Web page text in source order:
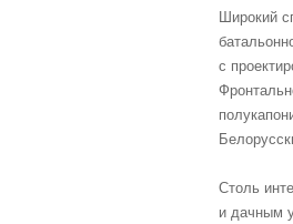
Широкий
с
Столь
и дачным